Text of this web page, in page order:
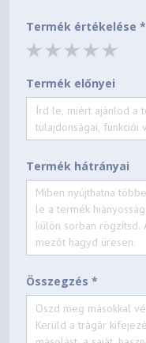
MODEL INFORMATION
Country/Region
TopSeller
Announce Date
End of Support
Termék értékelése *
Termék előnyei
Termék hátrányai
Összegzés *